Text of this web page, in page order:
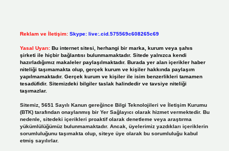
Reklam ve İletişim: Skype: live:.cid.575569c608265c69
Yasal Uyarı: Bu internet sitesi, herhangi bir marka, kurum veya şahıs
şirketi ile hiçbir bağlantısı bulunmamaktadır. Sitede yalnızca kendi
hazırladığımız makaleler paylaşılmaktadır. Burada yer alan içerikler haber
niteliği taşımamakta olup, gerçek kurum ve kişiler hakkında paylaşım
yapılmamaktadır. Gerçek kurum ve kişiler ile isim benzerlikleri tamamen
tesadüfidir. Sitemizdeki bilgiler taslak halindedir ve tavsiye niteliği
taşımazlar.
Sitemiz, 5651 Sayılı Kanun gereğince Bilgi Teknolojileri ve İletişim Kurumu
(BTK) tarafından onaylanmış bir Yer Sağlayıcı olarak hizmet vermektedir. Bu
nedenle, sitedeki içerikleri proaktif olarak denetleme veya araştırma
yükümlülüğümüz bulunmamaktadır. Ancak, üyelerimiz yazdıkları içeriklerin
sorumluluğunu taşımakta olup, siteye üye olarak bu sorumluluğu kabul
etmiş sayılırlar.